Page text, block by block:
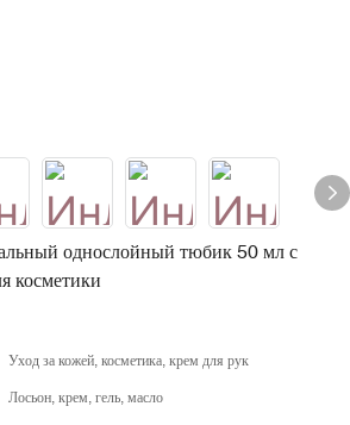
однослойный тюбик 50 мл с
косметики
Уход за кожей, косметика, крем для рук
Лосьон, крем, гель, масло